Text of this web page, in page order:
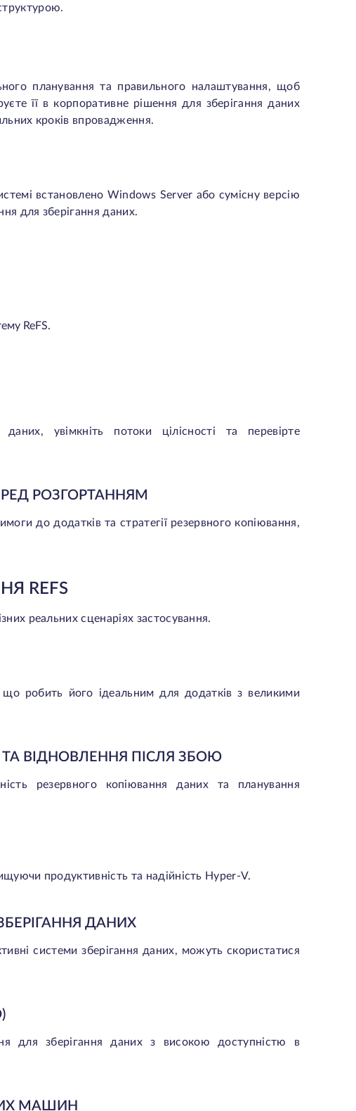
планування та правильного налаштування, щоб
її в корпоративне рішення для зберігання даних
кроків впровадження.
встановлено Windows Server або сумісну версію
для зберігання даних.
ReFS.
увімкніть потоки цілісності та перевірте
РОЗГОРТАННЯМ
до додатків та стратегії резервного копіювання,
REFS
реальних сценаріях застосування.
робить його ідеальним для додатків з великими
ВІДНОВЛЕННЯ ПІСЛЯ ЗБОЮ
резервного копіювання даних та планування
продуктивність та надійність Hyper-V.
ДАНИХ
системи зберігання даних, можуть скористатися
для зберігання даних з високою доступністю в
МАШИН